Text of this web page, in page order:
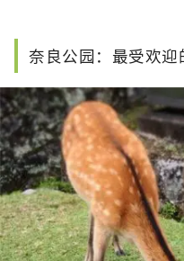
奈良公园：最受欢迎